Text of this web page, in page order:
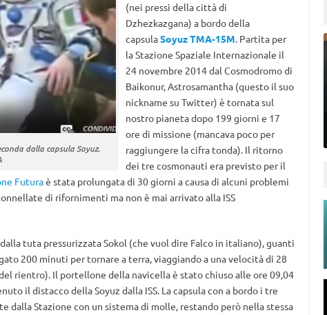
dalla capsula Soyuz.
(nei pressi della città di
Dzhezkazgana) a bordo della
capsulaSoyuz TMA-15M. Partita per
la Stazione Spaziale Internazionale il
24 novembre 2014 dal Cosmodromo di
Baikonur, Astrosamantha (questo il suo
nickname su Twitter) è tornata sul
nostro pianeta dopo 199 giorni e 17
ore di missione (mancava poco per
raggiungere la cifra tonda). Il ritorno
dei tre cosmonauti era previsto per il
Futuraè stata prolungata di 30 giorni a causa di alcuni problemi
di rifornimenti ma non è mai arrivato alla ISS
tuta pressurizzata Sokol (che vuol dire Falco in italiano), guanti
200 minuti per tornare a terra, viaggiando a una velocità di 28
rientro). Il portellone della navicella è stato chiuso alle ore 09,04
il distacco della Soyuz dalla ISS. La capsula con a bordo i tre
dalla Stazione con un sistema di molle, restando però nella stessa